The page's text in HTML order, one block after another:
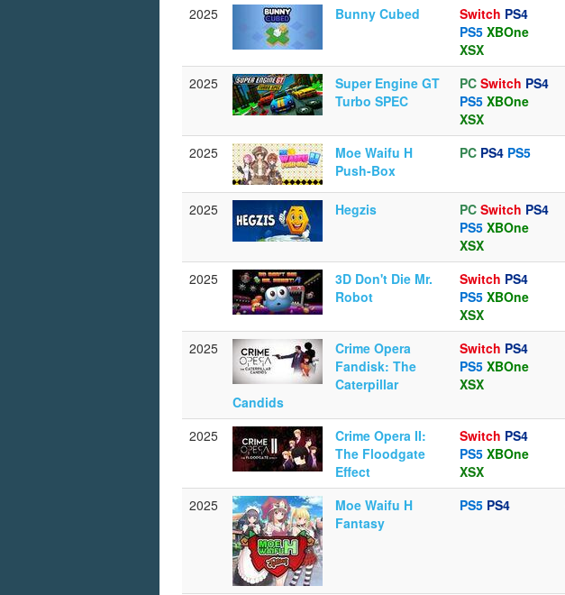
2025 Bunny Cubed Switch PS4
PS5 XBOne
XSX
2025
Super Engine GT
Turbo SPEC
PC Switch PS4
PS5 XBOne
XSX
2025
Moe Waifu H
Push-Box
PC PS4 PS5
2025 Hegzis PC Switch PS4
PS5 XBOne
XSX
2025
3D Don't Die Mr.
Robot
Switch PS4
PS5 XBOne
XSX
2025
Crime Opera
Fandisk: The
Caterpillar
Candids
Switch PS4
PS5 XBOne
XSX
2025
Crime Opera II:
The Floodgate
Effect
Switch PS4
PS5 XBOne
XSX
2025
Moe Waifu H
Fantasy
PS5 PS4